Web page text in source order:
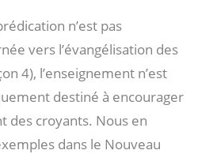
n’est pas
vers l’évangélisation des
4), l’enseignement n’est
destiné à encourager
des croyants. Nous en
dans le Nouveau